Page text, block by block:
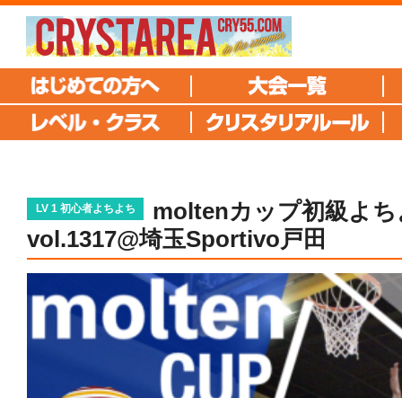
LV 1 初心者よちよち
moltenカップ初級よち
vol.1317@埼玉Sportivo戸田